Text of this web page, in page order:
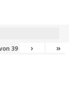
39 › »